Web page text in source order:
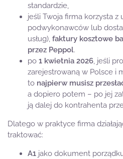
standardzie,
jeśli Twoja firma korzysta z
podwykonawców lub
usług), faktury kosztowe
przez Peppol.
po 1 kwietnia 2026, jeśli
zarejestrowaną w Polsce i
to najpierw musisz
a dopiero potem – po jej
ją dalej do kontrahenta
Dlatego w praktyce firma
traktować:
A1 jako dokument